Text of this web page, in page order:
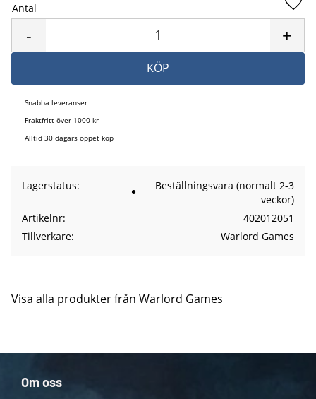
Antal
+
-
KÖP
Snabba leveranser
Fraktfritt över 1000 kr
Alltid 30 dagars öppet köp
Lagerstatus
Beställningsvara (normalt 2-3
veckor)
Artikelnr
402012051
Tillverkare
Warlord Games
Visa alla produkter från Warlord Games
Om oss